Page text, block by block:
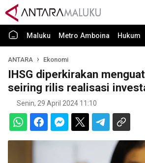
Maluku Metro Amboina Hukum
ANTARA Ekonomi
IHSG diperkirakan
seiring rilis realisasi
Senin, 29 April 2024 11:10